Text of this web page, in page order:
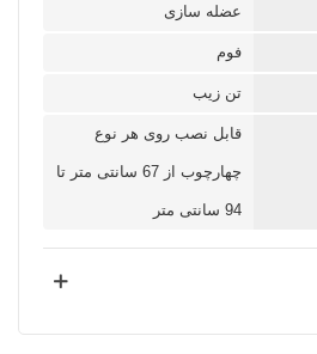
عضله سازی
فوم
تن زیب
قابل نصب روی هر نوع
چهارچوب از 67 سانتی متر تا
94 سانتی متر